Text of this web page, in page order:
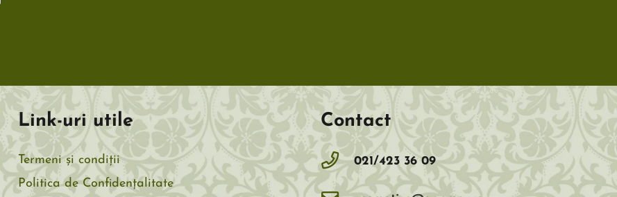
Link-uri utile
Termeni și condiții
Politica de Confidențalitate
Contact
021/423 36 09